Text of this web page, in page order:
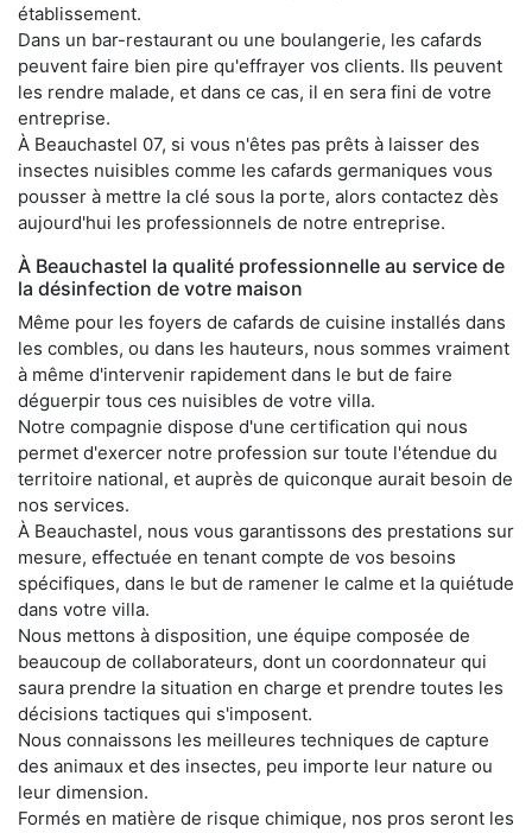
établissement.
Dans un bar-restaurant ou une boulangerie, les cafards
peuvent faire bien pire qu'effrayer vos clients. Ils peuvent
les rendre malade, et dans ce cas, il en sera fini de votre
entreprise.
À Beauchastel 07, si vous n'êtes pas prêts à laisser des
insectes nuisibles comme les cafards germaniques vous
pousser à mettre la clé sous la porte, alors contactez dès
aujourd'hui les professionnels de notre entreprise.
À Beauchastel la qualité professionnelle au service de
la désinfection de votre maison
Même pour les foyers de cafards de cuisine installés dans
les combles, ou dans les hauteurs, nous sommes vraiment
à même d'intervenir rapidement dans le but de faire
déguerpir tous ces nuisibles de votre villa.
Notre compagnie dispose d'une certification qui nous
permet d'exercer notre profession sur toute l'étendue du
territoire national, et auprès de quiconque aurait besoin de
nos services.
À Beauchastel, nous vous garantissons des prestations sur
mesure, effectuée en tenant compte de vos besoins
spécifiques, dans le but de ramener le calme et la quiétude
dans votre villa.
Nous mettons à disposition, une équipe composée de
beaucoup de collaborateurs, dont un coordonnateur qui
saura prendre la situation en charge et prendre toutes les
décisions tactiques qui s'imposent.
Nous connaissons les meilleures techniques de capture
des animaux et des insectes, peu importe leur nature ou
leur dimension.
Formés en matière de risque chimique, nos pros seront les